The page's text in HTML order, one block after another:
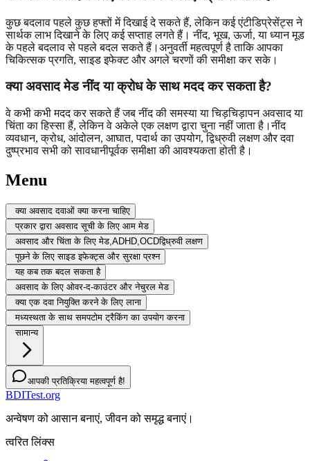
कुछ बदलाव पहले कुछ हफ्तों में दिखाई दे सकते हैं, लेकिन कई एंटीडिप्रेसेंट्स ने
सार्थक लाभ दिखाने के लिए कई सप्ताह लगते हैं। नींद, भूख, ऊर्जा, या ध्यान मूड
के पहले बदलाव से पहले बदल सकते हैं।अनुवर्ती महत्वपूर्ण है ताकि आपका
चिकित्सक प्रगति, साइड इफेक्ट और अगले चरणों की समीक्षा कर सके।
क्या अवसाद मेड नींद या क्रोध के साथ मदद कर सकता है?
वे कभी कभी मदद कर सकते हैं जब नींद की समस्या या चिड़चिड़ापन अवसाद या
चिंता का हिस्सा हैं, लेकिन वे अकेले एक लक्षण द्वारा चुना नहीं जाता है।नींद
व्यवधान, क्रोध, आंदोलन, आघात, पदार्थ का उपयोग, द्विध्रुवी लक्षण और दवा
दुष्प्रभाव सभी को सावधानीपूर्वक समीक्षा की आवश्यकता होती है।
Menu
क्या अवसाद दवाओं क्या करना चाहिए
प्रकार द्वारा अवसाद सूची के लिए आम मेड
अवसाद और चिंता के लिए मेड,ADHD,OCDद्विध्रुवी लक्षण
पूछने के लिए साइड इफेक्ट्स और सुरक्षा प्रश्न
यह कब तक बदल सकता है
अवसाद के लिए ओवर-द-काउंटर और नेचुरल मेड
क्या एक दवा नियुक्ति करने के लिए लाना
मध्यस्थता के साथ समपटोम ट्रैकिंग का उपयोग करना
सामान्य
आपकी प्रतिक्रिया महत्वपूर्ण है!
BDITest.org
अन्वेषण को आसान बनाएं, जीवन को समृद्ध बनाएं।
त्वरित लिंक्स